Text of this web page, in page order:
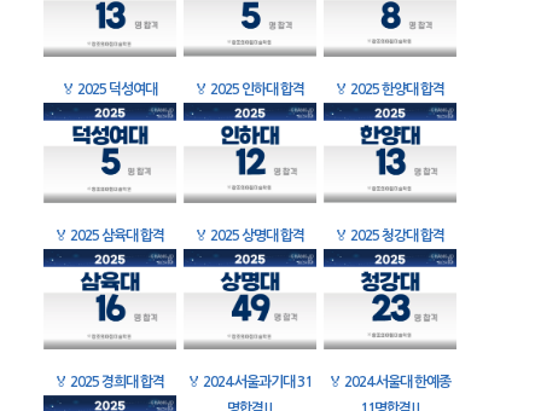
🏅 2025 덕성여대 🏅 2025 인하대 합격 🏅 2025 한양대 합격
🏅 2025 삼육대 합격 🏅 2025 상명대 합격 🏅 2025 청강대 합격
🏅 2025 경희대 합격 🏅 2024 서울과기대 31
🏅 2024 서울대 한예종